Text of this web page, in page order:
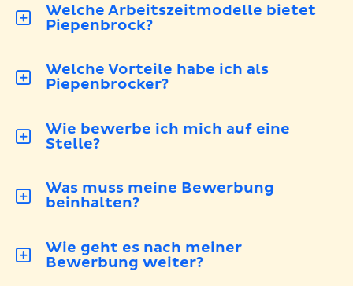
Welche Arbeitszeitmodelle bietet
Piepenbrock?
Welche Vorteile habe ich als
Piepenbrocker?
Wie bewerbe ich mich auf eine
Stelle?
Was muss meine Bewerbung
beinhalten?
Wie geht es nach meiner
Bewerbung weiter?